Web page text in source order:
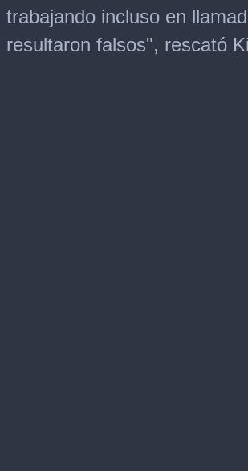
trabajando incluso en
resultaron falsos", rescató